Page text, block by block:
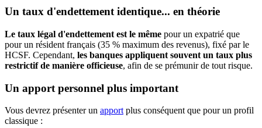
Un taux d'endettement identique... en théorie
Le taux légal d'endettement est le même pour un expatrié que
pour un résident français (35 % maximum des revenus), fixé par le
HCSF. Cependant, les banques appliquent souvent un taux plus
restrictif de manière officieuse, afin de se prémunir de tout risque.
Un apport personnel plus important
Vous devrez présenter un apportplus conséquent que pour un profil
classique :